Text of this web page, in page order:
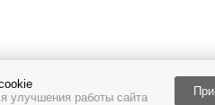
улучшения работы сайта